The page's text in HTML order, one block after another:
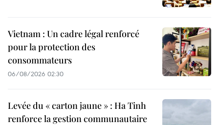
Vietnam : Un cadre légal renforcé
pour la protection des
consommateurs
06/08/2026 02:30
Levée du « carton jaune » : Ha Tinh
renforce la gestion communautaire